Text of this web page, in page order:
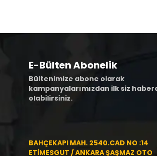
E-Bülten Abonelik
Bültenimize abone olarak
kampanyalarımızdan ilk siz
olabilirsiniz.
BAHÇEKAPI MAH. 2540.CAD NO :14
ETİMESGUT / ANKARA ŞAŞMAZ OTO